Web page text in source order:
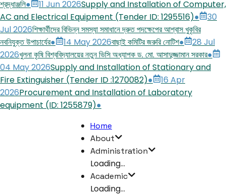
শ্রদ্ধাঞ্জলি● 11 Jun 2026Supply and Installation of Computer,
AC and Electrical Equipment (Tender ID: 1295516)●
30
Jul 2026শিক্ষার্থীদের বিভিন্ন সমস্যা সমাধানে দ্রুত পদক্ষেপের আশ্বাস খুকৃবির
নবনিযুক্ত উপাচার্যের● 14 May 2026বাছাই কমিটির জরুরি নোটিশ●
28 Jul
2026খুলনা কৃষি বিশ্ববিদ্যালয়ের নতুন ভিসি অধ্যাপক ড. মো. আসাদুজ্জামান সরকার●
04 May 2026Supply and Installation of Stationary and
Fire Extinguisher (Tender ID :1270082)●
16 Apr
2026Procurement and Installation of Laboratory
equipment (ID: 1255879)●
Home
About
Administration
Loading...
Academic
Loading...